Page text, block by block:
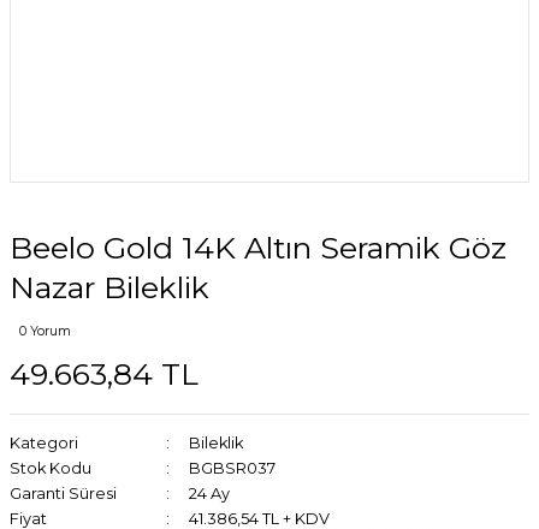
Beelo Gold 14K Altın Seramik Göz
Nazar Bileklik
0 Yorum
49.663,84 TL
Kategori
Bileklik
Stok Kodu
BGBSR037
Garanti Süresi
24 Ay
Fiyat
41.386,54 TL + KDV